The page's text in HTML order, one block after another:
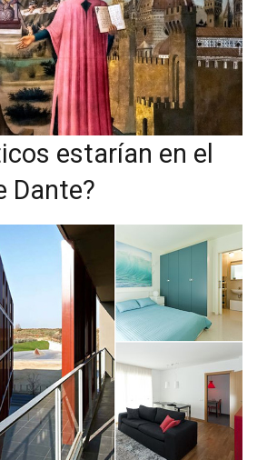
estarían en el
Dante?